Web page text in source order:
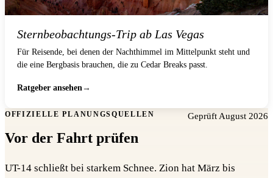
Sternbeobachtungs-Trip ab Las Vegas
Für Reisende, bei denen der Nachthimmel im Mittelpunkt steht und
die eine Bergbasis brauchen, die zu Cedar Breaks passt.
Ratgeber ansehen
OFFIZIELLE PLANUNGSQUELLEN
Vor der Fahrt prüfen
Geprüft August 2026
UT-14 schließt bei starkem Schnee. Zion hat März bis